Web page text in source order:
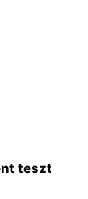
teszt